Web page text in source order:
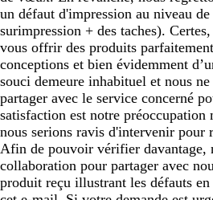
un défaut d'impression au niveau
surimpression + des taches).
vous offrir des produits
conceptions et bien évidemment
souci demeure inhabituel et nous
partager avec le service concerné
satisfaction est notre préoccupation
nous serions ravis d'intervenir pour
Afin de pouvoir vérifier davantage,
collaboration pour partager avec
produit reçu illustrant les défauts